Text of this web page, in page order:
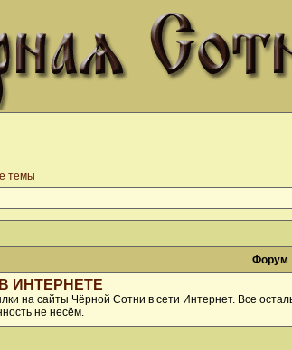
темы
Форум
ИНТЕРНЕТЕ
на сайты Чёрной Сотни в сети Интернет. Все
не несём.